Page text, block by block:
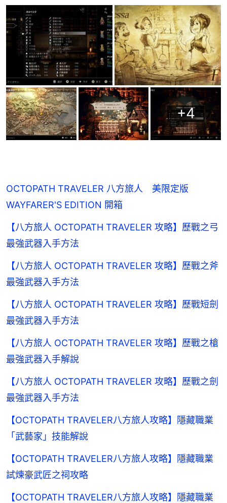
+4
OCTOPATH TRAVELER 八方旅人 美限定版
WAYFARER'S EDITION 開箱
【八方旅人 OCTOPATH TRAVELER 攻略】歷戰之弓
最強武器入手方法
【八方旅人 OCTOPATH TRAVELER 攻略】歷戰之斧
最強武器入手方法
【八方旅人 OCTOPATH TRAVELER 攻略】歷戰短劍
最強武器入手方法
【八方旅人 OCTOPATH TRAVELER 攻略】歷戰之槍
最強武器入手解說
【八方旅人 OCTOPATH TRAVELER 攻略】歷戰之劍
最強武器入手方法
【OCTOPATH TRAVELER八方旅人攻略】隱藏職業
「武藝家」技能解說
【OCTOPATH TRAVELER八方旅人攻略】隱藏職業
試煉豪武匠之祠攻略
【OCTOPATH TRAVELER八方旅人攻略】隱藏職業